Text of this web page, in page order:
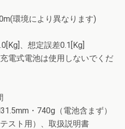
環境により異なります)
、想定誤差0.1[Kg]
電式電池は使用しないでくだ
・740g（電池含まず）
スト用）、取扱説明書